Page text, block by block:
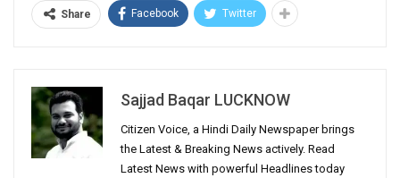
Share Facebook Twitter
Sajjad Baqar LUCKNOW
Citizen Voice, a Hindi Daily Newspaper brings
the Latest & Breaking News actively. Read
Latest News with powerful Headlines today